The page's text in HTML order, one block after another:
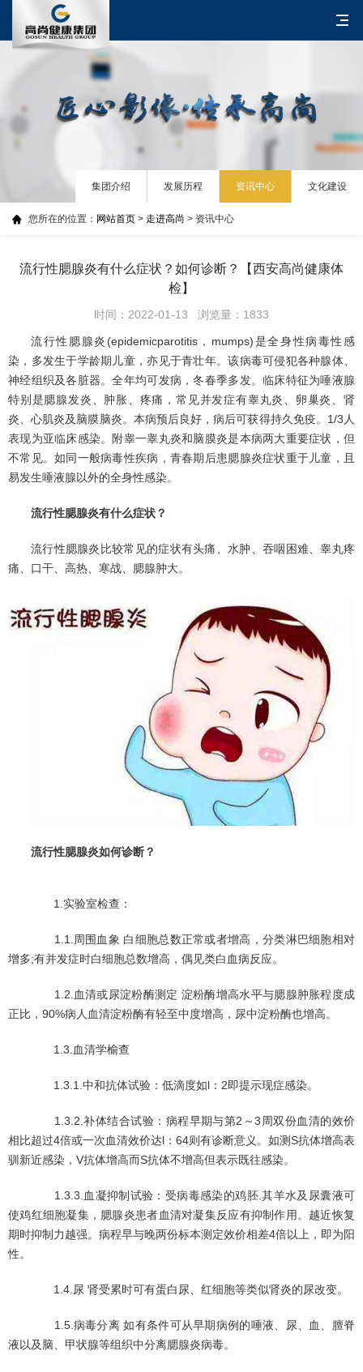
您所在的位置： 网站首页 > 走进高尚 > 资讯中心
集团介绍 发展历程 资讯中心 文化建设
流行性腮腺炎有什么症状？如何诊断？【西安高尚健康体
检】
时间：2022-01-13 浏览量：1833
流行性腮腺炎(epidemicparotitis，mumps)是全身性病毒性感
染，多发生于学龄期儿童，亦见于青壮年。该病毒可侵犯各种腺体、
神经组织及各脏器。全年均可发病，冬春季多发。临床特征为唾液腺
特别是腮腺发炎、肿胀、疼痛，常见并发症有睾丸炎、卵巢炎、肾
炎、心肌炎及脑膜脑炎。本病预后良好，病后可获得持久免疫。1/3人
表现为亚临床感染。附睾一睾丸炎和脑膜炎是本病两大重要症状，但
不常见。如同一般病毒性疾病，青春期后患腮腺炎症状重于儿童，且
易发生唾液腺以外的全身性感染。
流行性腮腺炎有什么症状？
流行性腮腺炎比较常见的症状有头痛、水肿、吞咽困难、睾丸疼
痛、口干、高热、寒战、腮腺肿大。
流行性腮腺炎如何诊断？
1.实验室检查：
1.1.周围血象 白细胞总数正常或者增高，分类淋巴细胞相对
增多;有并发症时白细胞总数增高，偶见类白血病反应。
1.2.血清或尿淀粉酶测定 淀粉酶增高水平与腮腺肿胀程度成
正比，90%病人血清淀粉酶有轻至中度增高，尿中淀粉酶也增高。
1.3.血清学榆查
1.3.1.中和抗体试验：低滴度如l：2即提示现症感染。
1.3.2.补体结合试验：病程早期与第2～3周双份血清的效价
相比超过4倍或一次血清效价达l：64则有诊断意义。如测S抗体增高表
驯新近感染，V抗体增高而S抗体不增高但表示既往感染。
1.3.3.血凝抑制试验：受病毒感染的鸡胚.其羊水及尿囊液可
使鸡红细胞凝集，腮腺炎患者血清对凝集反应有抑制作用。越近恢复
期时抑制力越强。病程早与晚两份标本测定效价相差4倍以上，即为阳
性。
1.4.尿 肾受累时可有蛋白尿、红细胞等类似肾炎的尿改变。
1.5.病毒分离 如有条件可从早期病例的唾液、尿、血、膻脊
液以及脑、甲状腺等组织中分离腮腺炎病毒。